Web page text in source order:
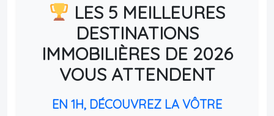
LES 5 MEILLEURES
DESTINATIONS
IMMOBILIÈRES DE 2026
VOUS ATTENDENT
EN 1H, DÉCOUVREZ LA VÔTRE